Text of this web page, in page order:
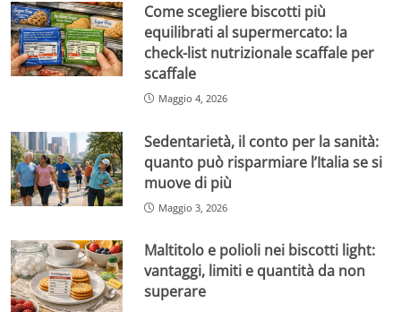
Come scegliere biscotti più
equilibrati al supermercato: la
check-list nutrizionale scaffale per
scaffale
Maggio 4, 2026
Sedentarietà, il conto per la sanità:
quanto può risparmiare l’Italia se si
muove di più
Maggio 3, 2026
Maltitolo e polioli nei biscotti light:
vantaggi, limiti e quantità da non
superare